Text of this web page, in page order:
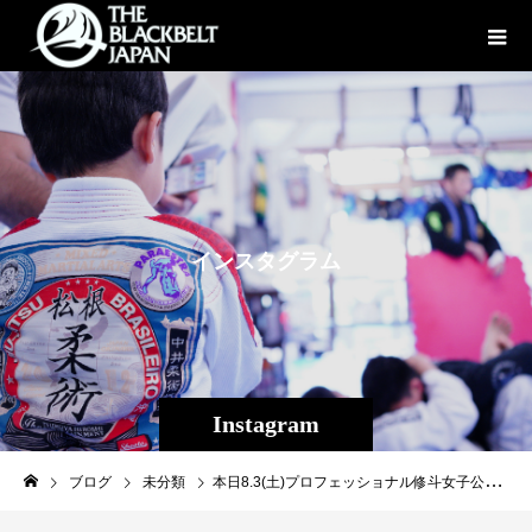
Instagram
インスタグラ ム
ブログ 未分類 本日8.3(土)プロフェッショナル修斗女子公式戦『COLORS』新宿FACE大会！18:00〜START!THE BLACKBELT JAPANからアマ修斗2戦2勝18歳期待の女子シューター徳本望愛（とくもとのあ）出場試合の模様はABEMAにて完全無料LIVE中継！皆様激しく応援宜しくお願いします！！！［第1試合］トライアウト 女子51kg契約3分2R徳本望愛（THE BLACKBELT JAPAN）VS片山智絵（修斗GYM大阪）7.14広島大会から始まったプロ修斗公式戦4週連続開催もいよいよフィナーレへ！最終戦は舞台を“不夜城”新宿歌舞伎町に移し､女子修斗公式戦「COLORS Produce by SHOOTO Vol.3」を開催！ 世界アトム級新女王決定戦ジェニー・ファン（同級4位／AACC）vs古賀愛蘭（同級5位／BURST）をメインに、新たにトライアウト1試合を加えた全10試合の試合順が決定。 新たに決定したトライアウトには松根良太の愛弟子・徳本望愛（THE BLACKBELT JAPAN OKINAWA）が出場。徳本は5月に行われたアマ修斗関西選手権でKO勝利を飾っており女子修斗期待の新鋭。対戦相手の片山智絵（修斗GYM大阪）は昨年の全日本選手権に出場しており､今大会でトライアウトに挑む嶋屋澪に一本勝ちしたこともあり､組技に強い選手。今回のトライアウトでプロ昇格を果たすのは打撃の徳本か､グラップリングの片山か？是非ご注目ください！ なお今大会は修斗ファンにはお馴染みとなりましたインターネットTV局「ABEMA」格闘チャンネルにて全試合生中継でお届け致します。wifi環境さえ整えば国内どこからでも今大会をお楽しみいただけます。会場にお越し頂けない皆様は、「ABEMA」でお楽しみください！［放送局］ABEMA格闘チャンネル［日時］8月3日（土）18:00〜［視聴URL］ https://abema.tv/channels/fighting-sports2/slots/Ek6DJBY838nrPh※視聴にはABEMAアプリのインストールが必要です。［大会名］プロフェッショナル修斗公式戦COLORS Produce by SHOOTO Vol.3［日時］2024年8月 3日（土）［開場］17:30［開始］18:00［会場］東京・新宿FACE［主催］株式会社サステイン◎計量配信［視聴URL］https://youtube.com/live/IsAO_UDmy4M?feature=share◎見どころ配信［視聴URL］https://youtube.com/live/dQIeMG54mRA?feature=share［メインイベント・第10試合］世界女子アトム級チャンピオン決定戦5分5Rジェニー・ファン（同級4位／AACC）vs古賀愛蘭（同級5位／BURST）［セミファイナル・第9試合］女子ストロー級5分3R渡辺彩華（世界女子スーパーアトム級王者・AACC）vsパク・ボヒョン（韓国・WEST GYM）［第8試合］epsomsalt seacrystals Presents インフィニティリーグ2024 女子アトム級5分2R平田彩音（BURST）VSパク・ソヨン（韓国・ROAD GUNSANジム）［第7試合］epsomsalt seacrystals Presents インフィニティリーグ2024 女子アトム級5分2R檜山美樹子（ナゴヤファイトクラブ）VSNOEL（AACC）※プロデビュー戦［第6試合］グラップリング 女子ストロー級8分1R黒部三奈（マスタージャパン東京）VS杉内由紀（ポゴナさいたま）［第5試合］グラップリング 65kg契約8分1R中山有加（Yawara）VSカロリーナ・デ・アモリン・クワハラ（Infight Japan）［第4試合］ストロー級5分2R宝珠山桃花（赤崎道場A-SPIRIT）VS高本千代（高本道場）［第3試合］トライアウト女子ストロー級3分2R嶋屋 澪（SISU MMA &BJJ）VS植田 咲（AACC）［第2試合］トライアウト 女子バンタム級3分2R中尾あづき（AACC）VS植木くるみ（MMAZジム）［第1試合］トライアウト 女子51kg契約3分2R徳本望愛（THE BLACKBELT JAPAN）VS片山智絵（修斗GYM大阪）#shooto0803#colors#THEBLACKBELTJAPAN #TBJ #修斗 #shooto #MMA #総合格闘技 #キックボクシング #柔術 #jiujitsu #沖縄 #那覇 #国場 #コザ